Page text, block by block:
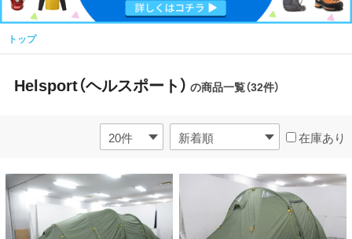
トップ
Helsport（ヘルスポート） の商品一覧（32件）
在庫あり